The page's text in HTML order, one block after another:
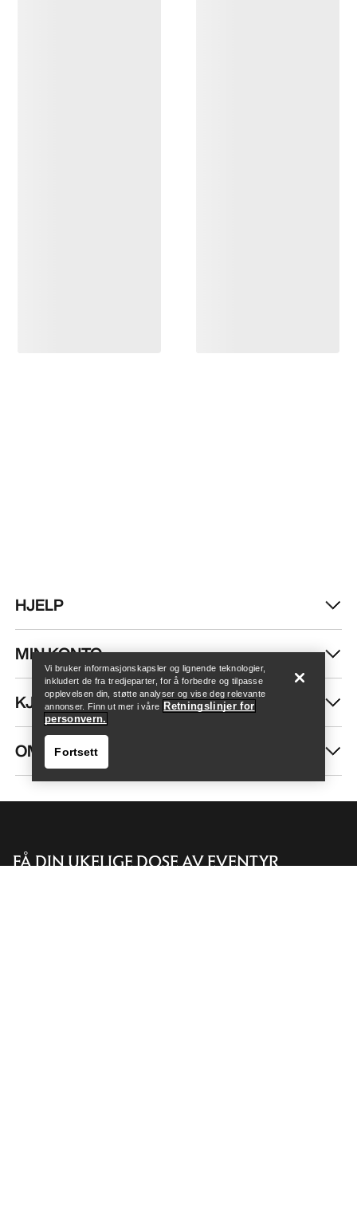
Finn butikk Help
Finn butikk
HJELP
MIN KONTO
KJØP MER
OM OSS
FÅ DIN UKELIGE DOSE AV EVENTYR
Vi bruker informasjonskapsler og lignende teknologier,
inkludert de fra tredjeparter, for å forbedre og tilpasse
opplevelsen din, støtte analyser og vise deg relevante
annonser. Finn ut mer i våre Retningslinjer for
personvern.
Fortsett